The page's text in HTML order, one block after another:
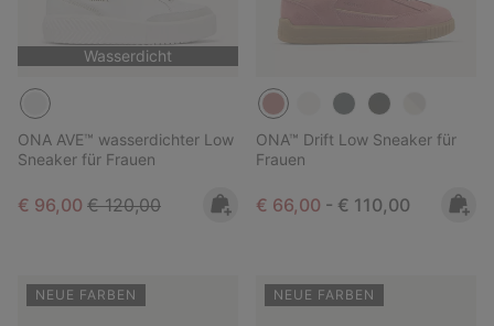
Wasserdicht
ONA AVE™ wasserdichter Low
Sneaker für Frauen
Sale price:
€ 96,00 Regular price:
€ 120,00
ONA™ Drift Low Sneaker für
Frauen
Minimum sale price:
€ 66,00 - Maximum price:
€ 110,00
NEUE FARBEN NEUE FARBEN